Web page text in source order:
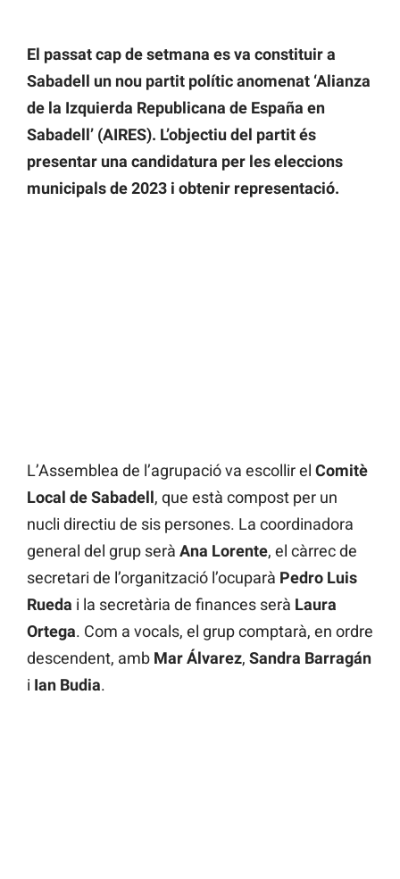
El passat cap de setmana es va constituir a
Sabadell un nou partit polític anomenat ‘Alianza
de la Izquierda Republicana de España en
Sabadell’ (AIRES). L’objectiu del partit és
presentar una candidatura per les eleccions
municipals de 2023 i obtenir representació.
L’Assemblea de l’agrupació va escollir el Comitè
Local de Sabadell, que està compost per un
nucli directiu de sis persones. La coordinadora
general del grup serà Ana Lorente, el càrrec de
secretari de l’organització l’ocuparà Pedro Luis
Rueda i la secretària de finances serà Laura
Ortega. Com a vocals, el grup comptarà, en ordre
descendent, amb MarÁlvarez, Sandra Barragán
i Ian Budia.